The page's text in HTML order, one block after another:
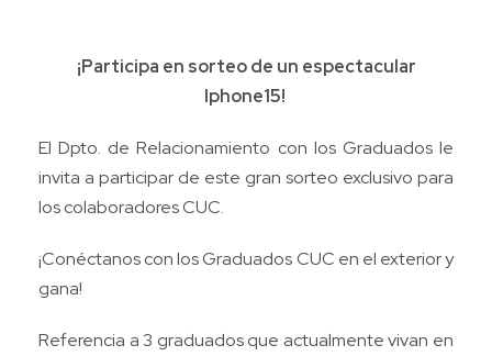
¡Participa en sorteo de un espectacular
Iphone15!
El Dpto. de Relacionamiento con los Graduados le
invita a participar de este gran sorteo exclusivo para
los colaboradores CUC.
¡Conéctanos con los Graduados CUC en el exterior y
gana!
Referencia a 3 graduados que actualmente vivan en